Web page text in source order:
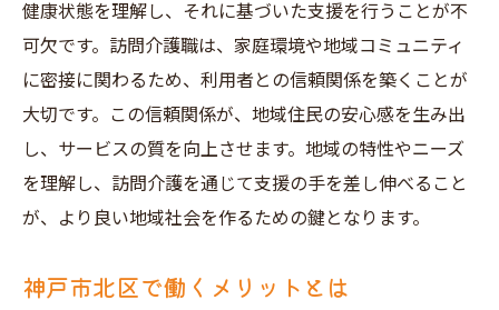
神戸市北区で訪問介護求人を見つけるための効
率的なステップ
地元求人を探す際の具体的な手法
訪問介護求人の応募時に注意すべき点
神戸市北区の求人市況を理解しよう
求人応募後のフォローアップ方法
健康状態を理解し、それに基づいた支援を行うことが不
可欠です。訪問介護職は、家庭環境や地域コミュニティ
に密接に関わるため、利用者との信頼関係を築くことが
大切です。この信頼関係が、地域住民の安心感を生み出
し、サービスの質を向上させます。地域の特性やニーズ
を理解し、訪問介護を通じて支援の手を差し伸べること
が、より良い地域社会を作るための鍵となります。
神戸市北区で働くメリットとは